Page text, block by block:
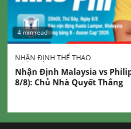
4 min read
NHẬN ĐỊNH THỂ THAO
Nhận Định Malaysia vs
8/8): Chủ Nhà Quyết Thắng